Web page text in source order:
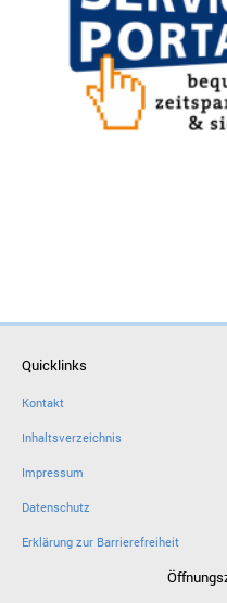
Quicklinks
Kontakt
Inhaltsverzeichnis
Impressum
Datenschutz
Erklärung zur Barrierefreiheit